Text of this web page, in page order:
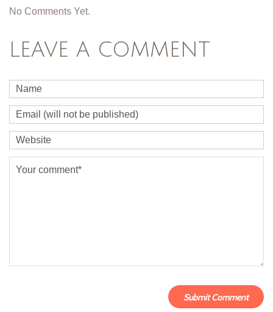
No Comments Yet.
LEAVE A COMMENT